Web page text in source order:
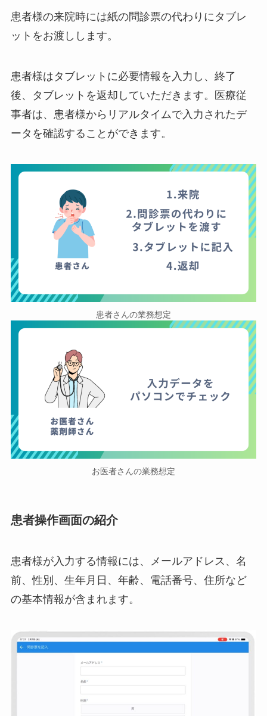
患者様の来院時には紙の問診票の代わりにタブレ
ットをお渡しします。
患者様はタブレットに必要情報を入力し、終了
後、タブレットを返却していただきます。医療従
事者は、患者様からリアルタイムで入力されたデ
ータを確認することができます。
患者さんの業務想定
お医者さんの業務想定
患者操作画面の紹介
患者様が入力する情報には、メールアドレス、名
前、性別、生年月日、年齢、電話番号、住所など
の基本情報が含まれます。